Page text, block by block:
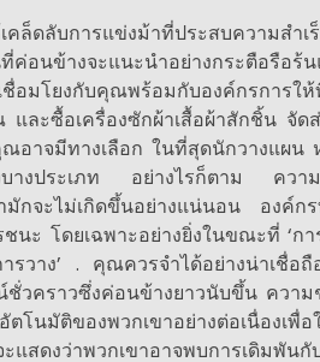
ล็ดลับการแข่งม้าที่ประสบความสำเ
อนข้างจะแนะนำอย่างกระตือรือร้
ชื่อมโยงกับคุณพร้อมกับองค์กรการ
ละซื้อเครื่องซักผ้าเสื้อผ้าสักชิ้น จัด
อาจมีทางเลือก ในที่สุดนักวางแผน
บางประเภท อย่างไรก็ตาม ความ
มักจะไม่เกิดขึ้นอย่างแน่นอน องค์ก
นะ โดยเฉพาะอย่างยิ่งในขณะที่ ‘ก
รวาง’ . คุณควรจำได้อย่างน่าเชื่อ
ชั่วคราวซึ่งค่อนข้างยาวนับขึ้น ควา
โนมัติของพวกเขาอย่างต่อเนื่องเพื่อ
สดงว่าพวกเขาอาจพบการเดิมพันกั